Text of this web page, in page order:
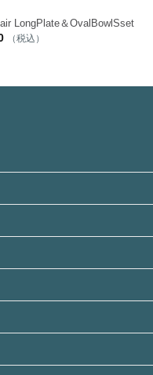
LongPlate＆OvalBowlSset
（税込）